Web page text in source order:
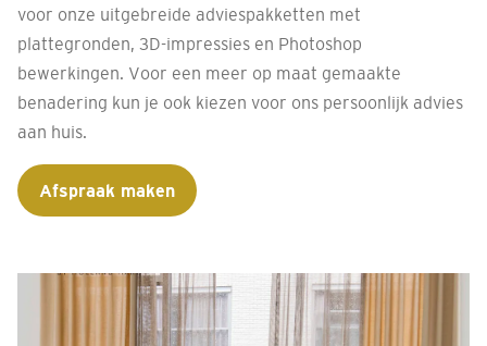
voor onze uitgebreide adviespakketten met
plattegronden, 3D-impressies en Photoshop
bewerkingen. Voor een meer op maat gemaakte
benadering kun je ook kiezen voor ons persoonlijk advies
aan huis.
Afspraak maken